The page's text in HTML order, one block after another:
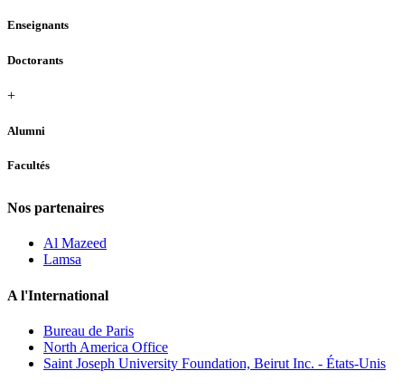
Enseignants
Doctorants
+
Alumni
Facultés
Nos partenaires
Al Mazeed
Lamsa
A l'International
Bureau de Paris
North America Office
Saint Joseph University Foundation, Beirut Inc. - États-Unis